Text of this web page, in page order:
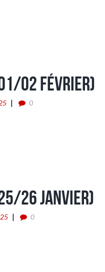
02 Février)
0
26 Janvier)
0